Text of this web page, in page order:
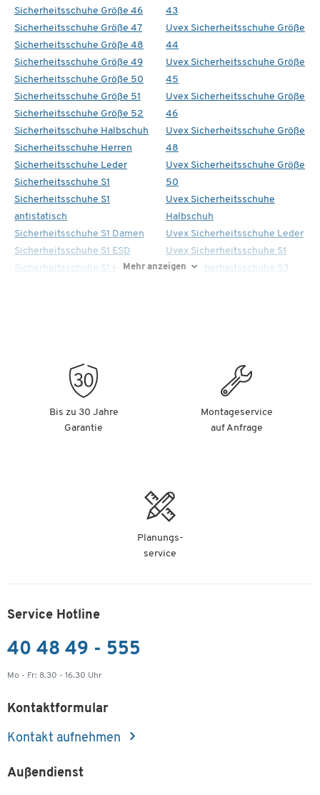
Sicherheitsschuhe Größe 46
Sicherheitsschuhe Größe 47
Sicherheitsschuhe Größe 48
Sicherheitsschuhe Größe 49
Sicherheitsschuhe Größe 50
Sicherheitsschuhe Größe 51
Sicherheitsschuhe Größe 52
Sicherheitsschuhe Halbschuh
Sicherheitsschuhe Herren
Sicherheitsschuhe Leder
Sicherheitsschuhe S1
Sicherheitsschuhe S1
antistatisch
Sicherheitsschuhe S1 Damen
Sicherheitsschuhe S1 ESD
Sicherheitsschuhe S1 Herren
43
Uvex Sicherheitsschuhe Größe
44
Uvex Sicherheitsschuhe Größe
45
Uvex Sicherheitsschuhe Größe
46
Uvex Sicherheitsschuhe Größe
48
Uvex Sicherheitsschuhe Größe
50
Uvex Sicherheitsschuhe
Halbschuh
Uvex Sicherheitsschuhe Leder
Uvex Sicherheitsschuhe S1
Uvex Sicherheitsschuhe S3
Mehr anzeigen
Bis zu 30 Jahre
Garantie
Montageservice
auf Anfrage
Planungs-
service
Service Hotline
40 48 49 - 555
Mo - Fr: 8.30 - 16.30 Uhr
Kontaktformular
Kontakt aufnehmen
Außendienst